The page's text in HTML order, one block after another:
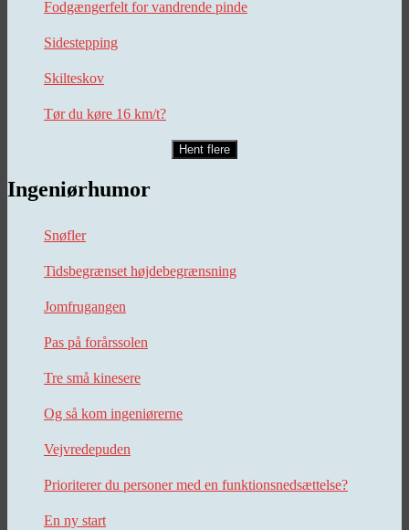
Fodgængerfelt for vandrende pinde
Sidestepping
Skilteskov
Tør du køre 16 km/t?
Hent flere
Ingeniørhumor
Snøfler
Tidsbegrænset højdebegrænsning
Jomfrugangen
Pas på forårssolen
Tre små kinesere
Og så kom ingeniørerne
Vejvredepuden
Prioriterer du personer med en funktionsnedsættelse?
En ny start